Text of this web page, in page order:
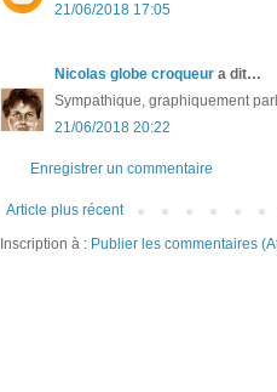
21/06/2018 17:05
Nicolas globe croqueur a dit…
Sympathique, graphiquement
21/06/2018 20:22
Enregistrer un commentaire
Article plus récent
Inscription à : Publier les commentaires